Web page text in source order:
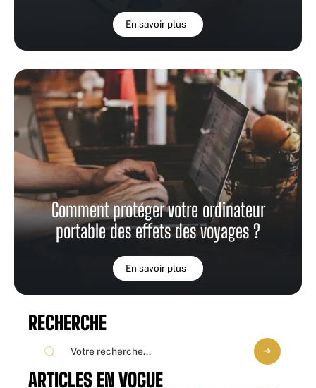
En savoir plus
Comment protéger votre ordinateur
portable des effets des voyages ?
En savoir plus
RECHERCHE
ARTICLES EN VOGUE